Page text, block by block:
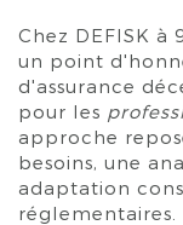
Chez DEFISK à
un point
d'assurance
pour les
approche
besoins, une
adaptation
réglementaires.